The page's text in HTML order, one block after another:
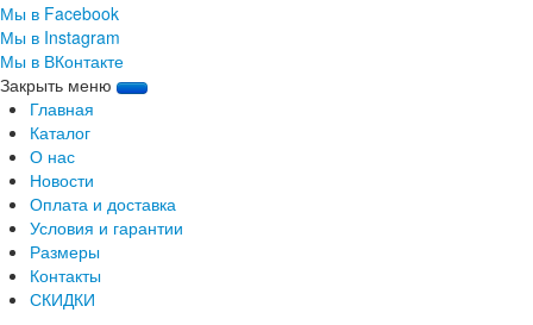
Мы в Facebook
Мы в Instagram
Мы в ВКонтакте
Закрыть меню
Главная
Каталог
О нас
Новости
Оплата и доставка
Условия и гарантии
Размеры
Контакты
СКИДКИ